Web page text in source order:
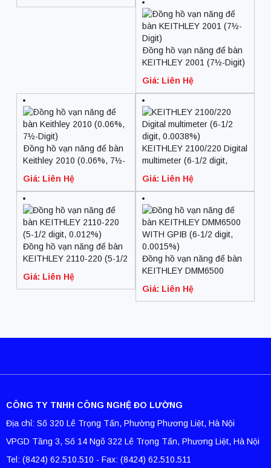
Ðồng hồ vạn năng để bàn
KEITHLEY 2001 (7½-Digit)
Giá: Liên Hệ
Ðồng hồ vạn năng để bàn
Keithley 2010 (0.06%, 7½-
Giá: Liên Hệ
KEITHLEY 2100/220 Digital
multimeter (6-1/2 digit,
Giá: Liên Hệ
Đồng hồ vạn năng để bàn
KEITHLEY 2110-220 (5-1/2
Giá: Liên Hệ
Đồng hồ vạn năng để bàn
KEITHLEY DMM6500
0.0015%)
Giá: Liên Hệ
CÔNG TY TNHH CÔNG NGHỆ ĐO LƯỜNG
Địa chỉ: Số 320 Lê Trọng Tấn, Phường Phương Liệt, Hà Nội
VPGD Tầng 3, Số 14 Ngõ 322 Lê Trọng Tấn, Phương Liệt, Hà Nội
Tel: (8424) 62.510.510 - Fax: (8424) 62.510.511